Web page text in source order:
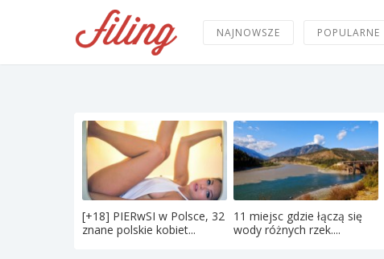
NAJNOWSZE POPULARNE
[+18] PIERwSI w Polsce, 32
znane polskie kobiet...
11 miejsc gdzie łączą się
wody różnych rzek....